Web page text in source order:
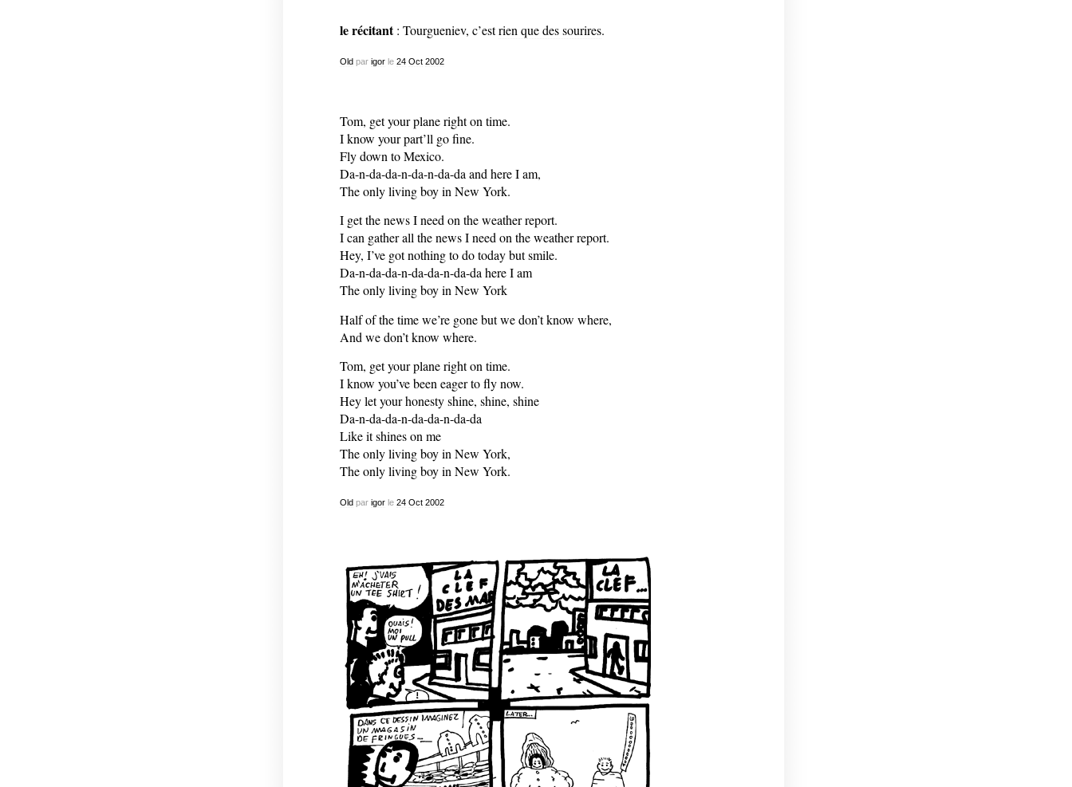
le récitant: Tourgueniev, c’estrien que des sourires.
Old par igorle 24 Oct 2002
Tom, get your plane right on time.
I know your part’ll go fine.
Fly down to Mexico.
Da-n-da-da-n-da-n-da-da and here I am,
The only living boy in New York.
I get the news I need on the weather report.
I can gather all the news I need on the weather report.
Hey, I’ve got nothing to do today but smile.
Da-n-da-da-n-da-da-n-da-da here I am
The only living boy in New York
Half of the time we’re gone but we don’t know where,
And we don’t know where.
Tom, get your plane right on time.
I know you’ve been eager to fly now.
Hey let your honesty shine, shine, shine
Da-n-da-da-n-da-da-n-da-da
Like it shines on me
The only living boy in New York,
The only living boy in New York.
Old par igorle 24 Oct 2002